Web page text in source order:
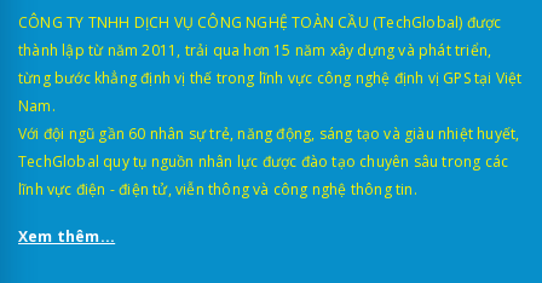
CÔNG TY TNHH DỊCH VỤ CÔNG NGHỆ TOÀN CẦU (TechGlobal) được
thành lập từ năm 2011, trải qua hơn 15 năm xây dựng và phát triển,
từng bước khẳng định vị thế trong lĩnh vực công nghệ định vị GPS tại Việt
Nam.
Với đội ngũ gần 60 nhân sự trẻ, năng động, sáng tạo và giàu nhiệt huyết,
TechGlobal quy tụ nguồn nhân lực được đào tạo chuyên sâu trong các
lĩnh vực điện - điện tử, viễn thông và công nghệ thông tin.
Xem thêm...